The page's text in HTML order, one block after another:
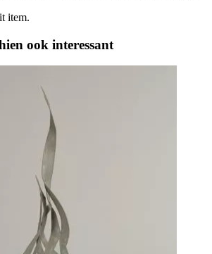
item.
ook interessant